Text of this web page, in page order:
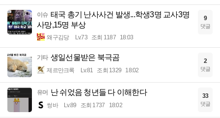
이슈 태국 총기 난사사건 발생...학생3명 교사3명
사망,15명 부상
왜구김당 Lv.73 조회 1187 18:03
9
댓글
기타 생일선물받은 북극곰
제르만크록 Lv.81 조회 1329 18:02
2
댓글
유머 난 쉬었음 청년들 다 이해한다
썽바 Lv.89 조회 1737 18:02
33
댓글